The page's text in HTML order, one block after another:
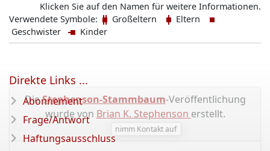
Klicken Sie auf den Namen für weitere Informationen.
Verwendete Symbole:
Großeltern
Eltern
Geschwister
Kinder
DieStephenson-Stammbaum-Veröffentlichung
wurde von Brian K. Stephenson erstellt.
nimm Kontakt auf
Direkte Links ...
Abonnement
Frage/Antwort
Haftungsausschluss